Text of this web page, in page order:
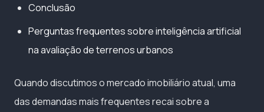
Conclusão
Perguntas frequentes sobre inteligência artificial
na avaliação de terrenos urbanos
Quando discutimos o mercado imobiliário atual, uma
das demandas mais frequentes recai sobre a